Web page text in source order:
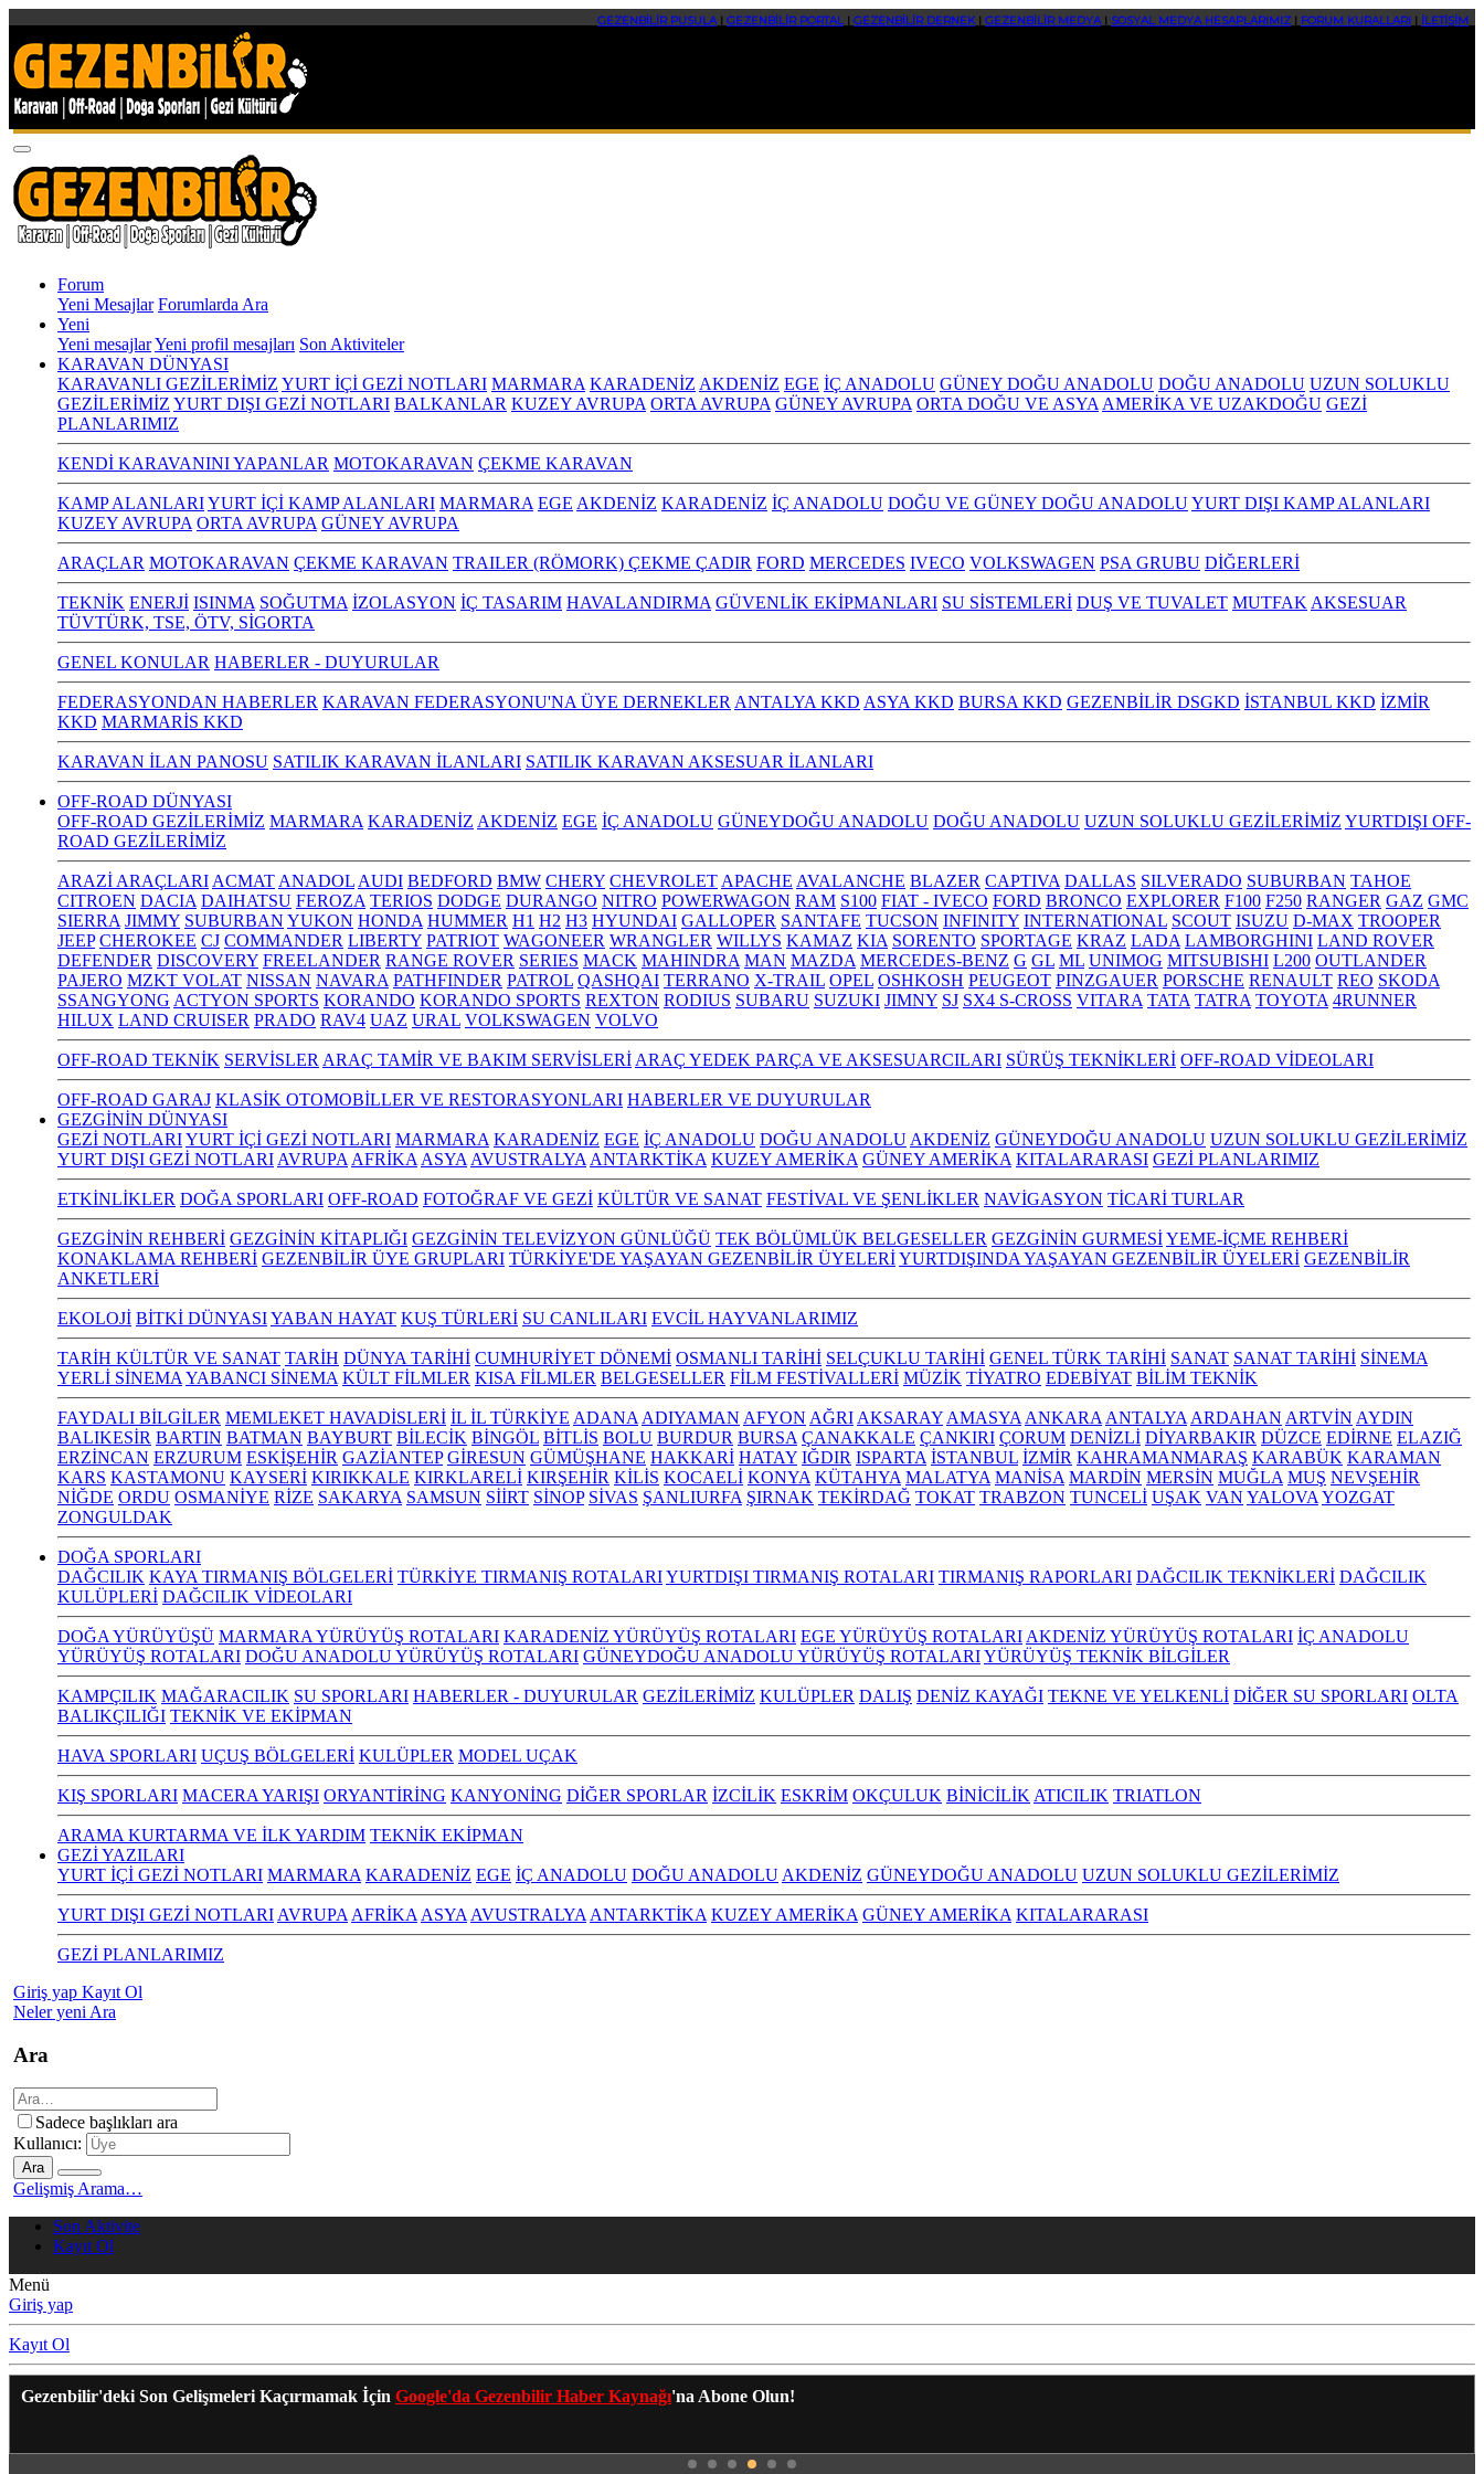
GEZENBİLİR PUSULA| GEZENBİLİR PORTAL| GEZENBİLİR DERNEK| GEZENBİLİR MEDYA| SOSYAL MEDYA HESAPLARIMIZ | FORUM KURALLARI | İLETİŞİM
Forum
Yeni Mesajlar Forumlarda Ara
Yeni
Yeni mesajlarYeni profil mesajları Son Aktiviteler
KARAVAN DÜNYASI
KARAVANLI GEZİLERİMİZ YURT İÇİ GEZİ NOTLARI MARMARA KARADENİZ AKDENİZ EGE İÇ ANADOLU GÜNEY DOĞU ANADOLU DOĞU ANADOLU UZUN SOLUKLU
GEZİLERİMİZ YURT DIŞI GEZİ NOTLARI BALKANLAR KUZEY AVRUPA ORTA AVRUPA GÜNEY AVRUPA ORTA DOĞU VE ASYA AMERİKA VE UZAKDOĞU GEZİ
PLANLARIMIZ
KENDİ KARAVANINI YAPANLAR MOTOKARAVAN ÇEKME KARAVAN
KAMP ALANLARIYURT İÇİ KAMP ALANLARI MARMARA EGE AKDENİZ KARADENİZ İÇ ANADOLU DOĞU VE GÜNEY DOĞU ANADOLUYURT DIŞI KAMP ALANLARI
KUZEY AVRUPA ORTA AVRUPA GÜNEY AVRUPA
ARAÇLAR MOTOKARAVAN ÇEKME KARAVAN TRAILER (RÖMORK) ÇEKME ÇADIR FORD MERCEDES IVECO VOLKSWAGEN PSA GRUBU DİĞERLERİ
TEKNİK ENERJİ ISINMA SOĞUTMA İZOLASYON İÇ TASARIM HAVALANDIRMA GÜVENLİK EKİPMANLARI SU SİSTEMLERİ DUŞ VE TUVALET MUTFAK AKSESUAR
TÜVTÜRK, TSE, ÖTV, SİGORTA
GENEL KONULAR HABERLER - DUYURULAR
FEDERASYONDAN HABERLER KARAVAN FEDERASYONU'NA ÜYE DERNEKLER ANTALYA KKD ASYA KKD BURSA KKD GEZENBİLİR DSGKD İSTANBUL KKD İZMİR
KKD MARMARİS KKD
KARAVAN İLAN PANOSU SATILIK KARAVAN İLANLARI SATILIK KARAVAN AKSESUAR İLANLARI
OFF-ROAD DÜNYASI
OFF-ROAD GEZİLERİMİZ MARMARA KARADENİZ AKDENİZ EGE İÇ ANADOLU GÜNEYDOĞU ANADOLU DOĞU ANADOLU UZUN SOLUKLU GEZİLERİMİZ YURTDIŞI OFF-
ROAD GEZİLERİMİZ
ARAZİ ARAÇLARI ACMAT ANADOL AUDI BEDFORD BMW CHERY CHEVROLET APACHE AVALANCHE BLAZER CAPTIVA DALLAS SILVERADO SUBURBAN TAHOE
CITROEN DACIA DAIHATSU FEROZA TERIOS DODGE DURANGO NITRO POWERWAGON RAM S100 FIAT - IVECO FORD BRONCO EXPLORER F100 F250 RANGER GAZ GMC
SIERRA JIMMY SUBURBAN YUKON HONDA HUMMER H1 H2 H3 HYUNDAI GALLOPER SANTAFE TUCSON INFINITY INTERNATIONAL SCOUT ISUZU D-MAX TROOPER
JEEP CHEROKEE CJ COMMANDER LIBERTY PATRIOT WAGONEER WRANGLER WILLYS KAMAZ KIA SORENTO SPORTAGE KRAZ LADA LAMBORGHINI LAND ROVER
DEFENDER DISCOVERY FREELANDER RANGE ROVER SERIES MACK MAHINDRA MAN MAZDA MERCEDES-BENZ G GL ML UNIMOG MITSUBISHI L200 OUTLANDER
PAJERO MZKT VOLAT NISSAN NAVARA PATHFINDER PATROL QASHQAI TERRANO X-TRAIL OPEL OSHKOSH PEUGEOT PINZGAUER PORSCHE RENAULT REO SKODA
SSANGYONG ACTYON SPORTS KORANDO KORANDO SPORTS REXTON RODIUS SUBARU SUZUKI JIMNY SJ SX4 S-CROSS VITARA TATA TATRA TOYOTA 4RUNNER
HILUX LAND CRUISER PRADO RAV4 UAZ URAL VOLKSWAGEN VOLVO
OFF-ROAD TEKNİK SERVİSLER ARAÇ TAMİR VE BAKIM SERVİSLERİ ARAÇ YEDEK PARÇA VE AKSESUARCILARI SÜRÜŞ TEKNİKLERİ OFF-ROAD VİDEOLARI
OFF-ROAD GARAJ KLASİK OTOMOBİLLER VE RESTORASYONLARI HABERLER VE DUYURULAR
GEZGİNİN DÜNYASI
GEZİ NOTLARIYURT İÇİ GEZİ NOTLARI MARMARA KARADENİZ EGE İÇ ANADOLU DOĞU ANADOLU AKDENİZ GÜNEYDOĞU ANADOLU UZUN SOLUKLU GEZİLERİMİZ
YURT DIŞI GEZİ NOTLARI AVRUPA AFRİKA ASYA AVUSTRALYA ANTARKTİKA KUZEY AMERİKA GÜNEY AMERİKA KITALARARASI GEZİ PLANLARIMIZ
ETKİNLİKLER DOĞA SPORLARI OFF-ROAD FOTOĞRAF VE GEZİ KÜLTÜR VE SANAT FESTİVAL VE ŞENLİKLER NAVİGASYON TİCARİ TURLAR
GEZGİNİN REHBERİ GEZGİNİN KİTAPLIĞI GEZGİNİN TELEVİZYON GÜNLÜĞÜ TEK BÖLÜMLÜK BELGESELLER GEZGİNİN GURMESİYEME-İÇME REHBERİ
KONAKLAMA REHBERİ GEZENBİLİR ÜYE GRUPLARI TÜRKİYE'DE YAŞAYAN GEZENBİLİR ÜYELERİYURTDIŞINDA YAŞAYAN GEZENBİLİR ÜYELERİ GEZENBİLİR
ANKETLERİ
EKOLOJİ BİTKİ DÜNYASIYABAN HAYAT KUŞ TÜRLERİ SU CANLILARI EVCİL HAYVANLARIMIZ
TARİH KÜLTÜR VE SANAT TARİH DÜNYA TARİHİ CUMHURİYET DÖNEMİ OSMANLI TARİHİ SELÇUKLU TARİHİ GENEL TÜRK TARİHİ SANAT SANAT TARİHİ SİNEMA
YERLİ SİNEMA YABANCI SİNEMA KÜLT FİLMLER KISA FİLMLER BELGESELLER FİLM FESTİVALLERİ MÜZİK TİYATRO EDEBİYAT BİLİM TEKNİK
FAYDALI BİLGİLER MEMLEKET HAVADİSLERİ İL İL TÜRKİYE ADANA ADIYAMAN AFYON AĞRI AKSARAY AMASYA ANKARA ANTALYA ARDAHAN ARTVİN AYDIN
BALIKESİR BARTIN BATMAN BAYBURT BİLECİK BİNGÖL BİTLİS BOLU BURDUR BURSA ÇANAKKALE ÇANKIRI ÇORUM DENİZLİ DİYARBAKIR DÜZCE EDİRNE ELAZIĞ
ERZİNCAN ERZURUM ESKİŞEHİR GAZİANTEP GİRESUN GÜMÜŞHANE HAKKARİ HATAY IĞDIR ISPARTA İSTANBUL İZMİR KAHRAMANMARAŞ KARABÜK KARAMAN
KARS KASTAMONU KAYSERİ KIRIKKALE KIRKLARELİ KIRŞEHİR KİLİS KOCAELİ KONYA KÜTAHYA MALATYA MANİSA MARDİN MERSİN MUĞLA MUŞ NEVŞEHİR
NİĞDE ORDU OSMANİYE RİZE SAKARYA SAMSUN SİİRT SİNOP SİVAS ŞANLIURFA ŞIRNAK TEKİRDAĞ TOKAT TRABZON TUNCELİ UŞAK VAN YALOVA YOZGAT
ZONGULDAK
DOĞA SPORLARI
DAĞCILIK KAYA TIRMANIŞ BÖLGELERİ TÜRKİYE TIRMANIŞ ROTALARIYURTDIŞI TIRMANIŞ ROTALARI TIRMANIŞ RAPORLARI DAĞCILIK TEKNİKLERİ DAĞCILIK
KULÜPLERİ DAĞCILIK VİDEOLARI
DOĞA YÜRÜYÜŞÜ MARMARA YÜRÜYÜŞ ROTALARI KARADENİZ YÜRÜYÜŞ ROTALARI EGE YÜRÜYÜŞ ROTALARI AKDENİZ YÜRÜYÜŞ ROTALARI İÇ ANADOLU
YÜRÜYÜŞ ROTALARI DOĞU ANADOLU YÜRÜYÜŞ ROTALARI GÜNEYDOĞU ANADOLU YÜRÜYÜŞ ROTALARIYÜRÜYÜŞ TEKNİK BİLGİLER
KAMPÇILIK MAĞARACILIK SU SPORLARI HABERLER - DUYURULAR GEZİLERİMİZ KULÜPLER DALIŞ DENİZ KAYAĞI TEKNE VE YELKENLİ DİĞER SU SPORLARI OLTA
BALIKÇILIĞI TEKNİK VE EKİPMAN
HAVA SPORLARI UÇUŞ BÖLGELERİ KULÜPLER MODEL UÇAK
KIŞ SPORLARI MACERA YARIŞI ORYANTİRİNG KANYONİNG DİĞER SPORLAR İZCİLİK ESKRİM OKÇULUK BİNİCİLİK ATICILIK TRIATLON
ARAMA KURTARMA VE İLK YARDIM TEKNİK EKİPMAN
GEZİ YAZILARI
YURT İÇİ GEZİ NOTLARI MARMARA KARADENİZ EGE İÇ ANADOLU DOĞU ANADOLU AKDENİZ GÜNEYDOĞU ANADOLU UZUN SOLUKLU GEZİLERİMİZ
YURT DIŞI GEZİ NOTLARI AVRUPA AFRİKA ASYA AVUSTRALYA ANTARKTİKA KUZEY AMERİKA GÜNEY AMERİKA KITALARARASI
GEZİ PLANLARIMIZ
Giriş yap Kayıt Ol
Neler yeni Ara
Ara
Sadece başlıkları ara
Kullanıcı:
Ara
Gelişmiş Arama…
Son Aktivite
Kayıt Ol
Menü
Giriş yap
Kayıt Ol
Gezenbilir'deki Son Gelişmeleri Kaçırmamak İçin Google'da Gezenbilir Haber Kaynağı'na Abone Olun!